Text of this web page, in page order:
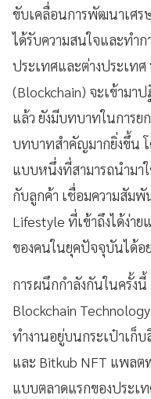
ขับเคลื่อนการพัฒนาเศร
ได้รับความสนใจและทําก
ประเทศและต่างประเท
(Blockchain) จะเข้ามา
แล้ว ยังมีบทบาทในการย
บทบาทสำคัญมากยิ่งขึ้น
แบบหนึ่งที่สามารถนำมา
กับลูกค้า เชื่อมความสัม
Lifestyle ที่เข้าถึงได้ง่า
ของคนในยุคปัจจุบันได้อ
การผนึกกำลังกันในครั้ง
Blockchain
ทำงานอยู่บนกระเป๋าเก็
และ Bitkub NFT แพล
แบบตลาดแรกของประเ